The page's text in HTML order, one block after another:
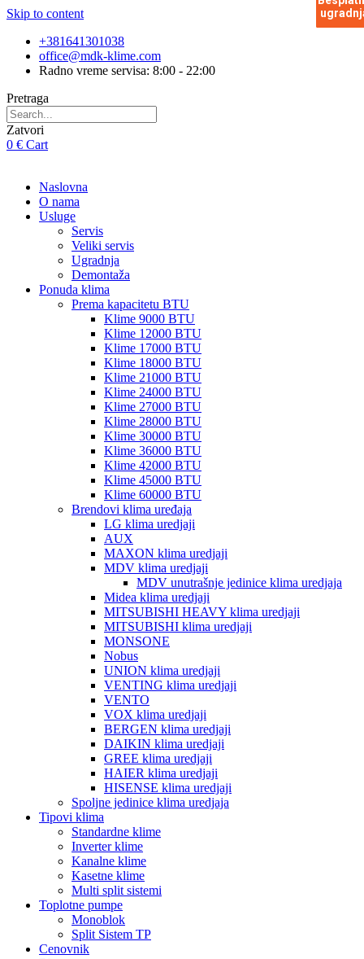
Skip to content
+381641301038
office@mdk-klime.com
Radno vreme servisa: 8:00 - 22:00
Pretraga
Zatvori
0 € Cart
Naslovna
O nama
Usluge
Servis
Veliki servis
Ugradnja
Demontaža
Ponuda klima
Prema kapacitetu BTU
Klime 9000 BTU
Klime 12000 BTU
Klime 17000 BTU
Klime 18000 BTU
Klime 21000 BTU
Klime 24000 BTU
Klime 27000 BTU
Klime 28000 BTU
Klime 30000 BTU
Klime 36000 BTU
Klime 42000 BTU
Klime 45000 BTU
Klime 60000 BTU
Brendovi klima uređaja
LG klima uredjaji
AUX
MAXON klima uredjaji
MDV klima uredjaji
MDV unutrašnje jedinice klima uredjaja
Midea klima uredjaji
MITSUBISHI HEAVY klima uredjaji
MITSUBISHI klima uredjaji
MONSONE
Nobus
UNION klima uredjaji
VENTING klima uredjaji
VENTO
VOX klima uredjaji
BERGEN klima uredjaji
DAIKIN klima uredjaji
GREE klima uredjaji
HAIER klima uredjaji
HISENSE klima uredjaji
Spoljne jedinice klima uredjaja
Tipovi klima
Standardne klime
Inverter klime
Kanalne klime
Kasetne klime
Multi split sistemi
Toplotne pumpe
Monoblok
Split Sistem TP
Cenovnik